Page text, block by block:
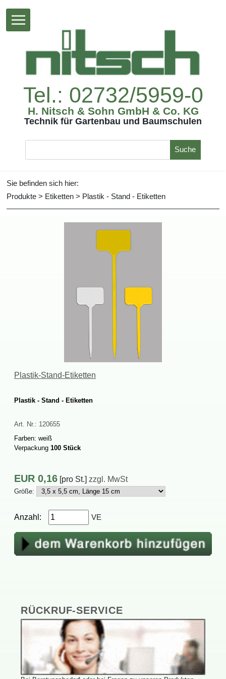
Tel.:02732/5959-0
H.Nitsch&SohnGmbH&Co.KG
TechnikfürGartenbauundBaumschulen
Suche
Siebefindensichhier:
Produkte > Etiketten > Plastik-Stand-Etiketten
Plastik-Stand-Etiketten
Plastik-Stand-Etiketten
Art.Nr.: 120655
Farben:weiß
Verpackung 100Stück
EUR 0,16 [proSt.] zzgl.MwSt
Größe:
Anzahl: VE
RÜCKRUF-SERVICE